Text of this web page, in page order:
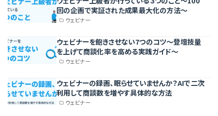
ウェビナー
回の企画で実証された成果最大化の方法〜
ウェビナー
ウェビナーを飽きさせない7つのコツ〜登壇技量
を上げて商談化率を高める実践ガイド〜
ウェビナー
ウェビナーの録画、眠らせていませんか？AIで二次
利用して商談数を増やす具体的な方法